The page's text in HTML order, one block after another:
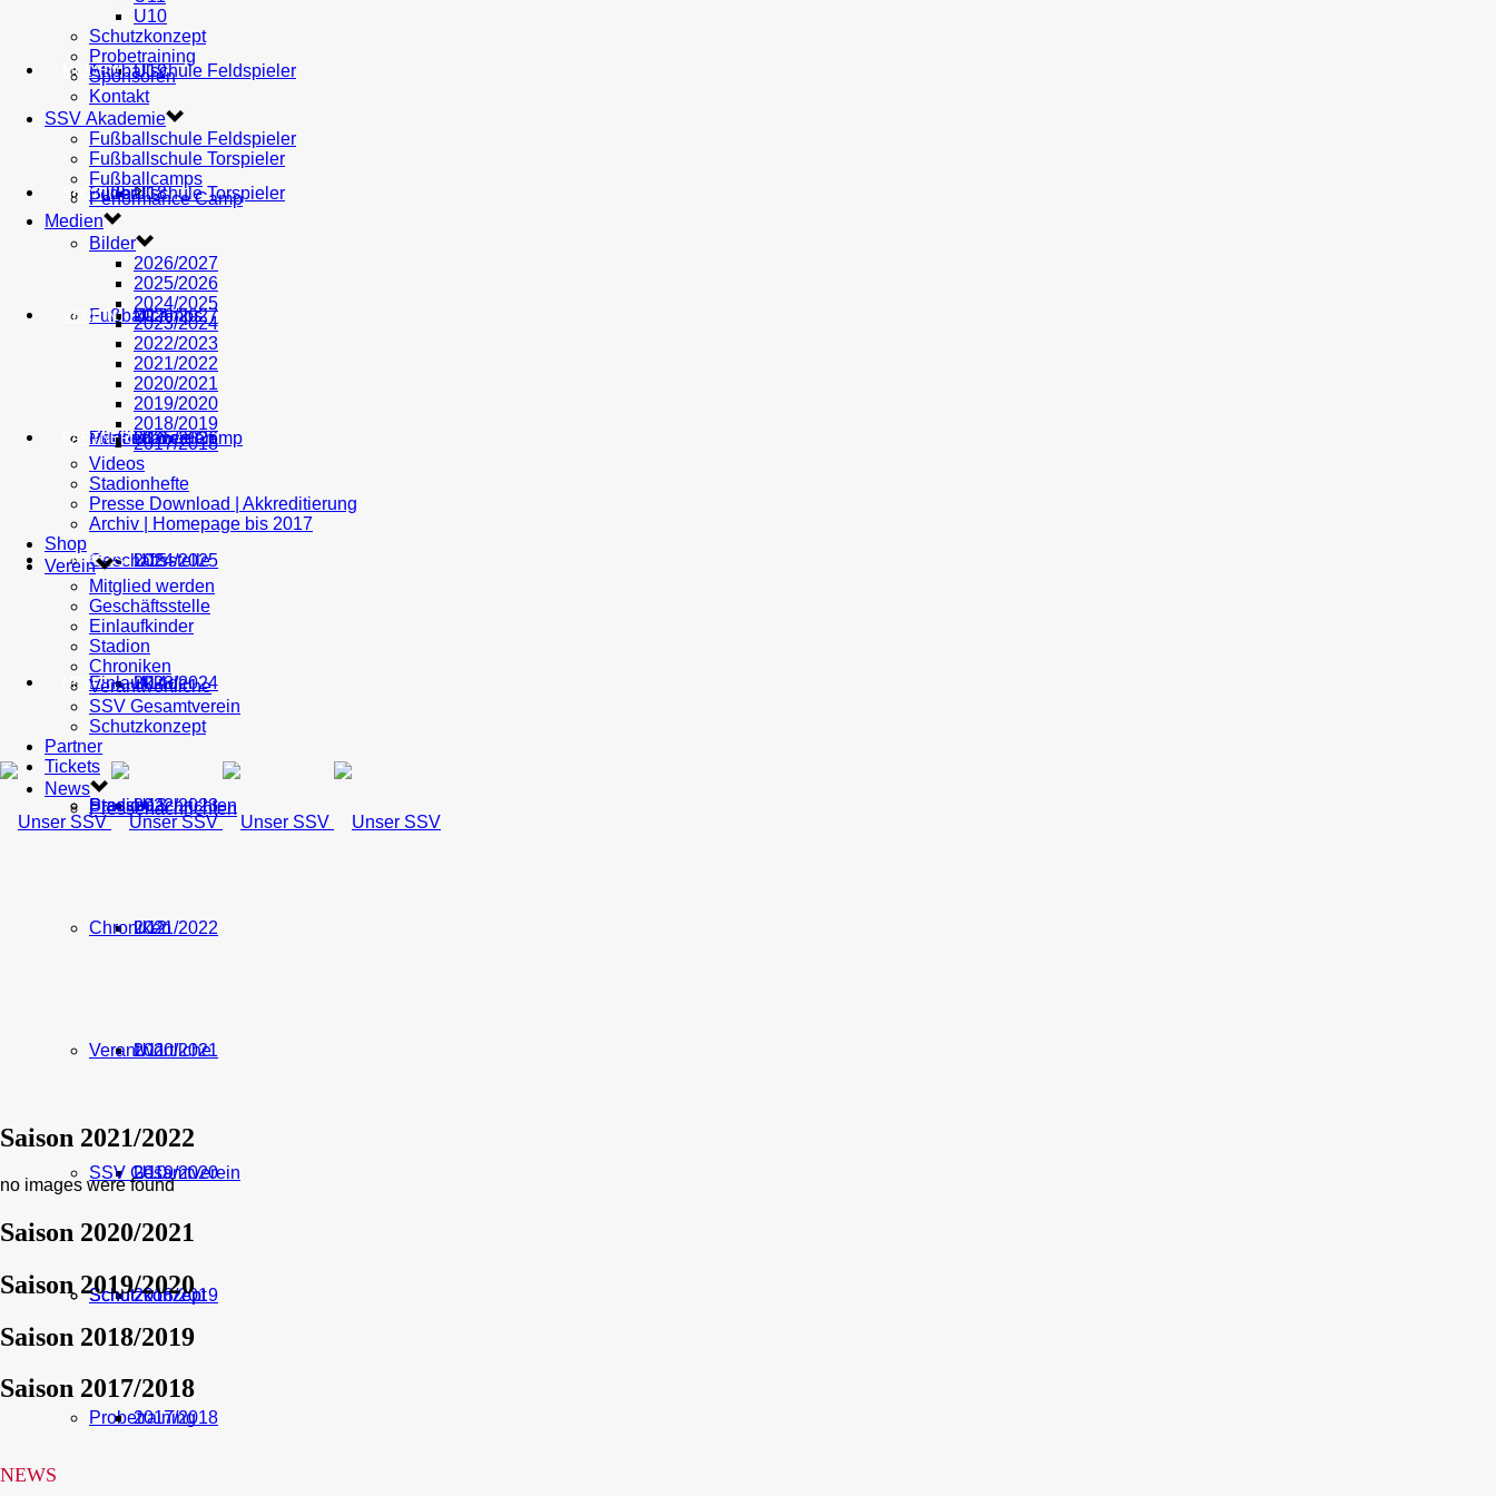
AH U19
U18
U17
U16
U15
U14
U13
U12
U11
U10
Schutzkonzept
Probetraining
Fußballschule Feldspieler
Fußballschule Torspieler
Fußballcamps
Performance Camp
MEDIEN
Bilder
2026/2027
2025/2026
2024/2025
2023/2024
2022/2023
2021/2022
2020/2021
2019/2020
2018/2019
2017/2018
SHOP
VEREIN
Mitglied werden
Geschäftsstelle
Einlaufkinder
Stadion
Chroniken
Verantwortliche
SSV Gesamtverein
Schutzkonzept
PARTNER
TICKETS
NEWS
Pressenachrichten
U10
Schutzkonzept
Probetraining
Sponsoren
Kontakt
SSV Akademie
Fußballschule Feldspieler
Fußballschule Torspieler
Fußballcamps
Performance Camp
Medien
Bilder
2026/2027
2025/2026
2024/2025
2023/2024
2022/2023
2021/2022
2020/2021
2019/2020
2018/2019
2017/2018
Videos
Stadionhefte
Presse Download | Akkreditierung
Archiv | Homepage bis 2017
Shop
Verein
Mitglied werden
Geschäftsstelle
Einlaufkinder
Stadion
Chroniken
Verantwortliche
SSV Gesamtverein
Schutzkonzept
Partner
Tickets
News
Pressenachrichten
Saison 2021/2022
no images were found
Saison 2020/2021
Saison 2019/2020
Saison 2018/2019
Saison 2017/2018
NEWS